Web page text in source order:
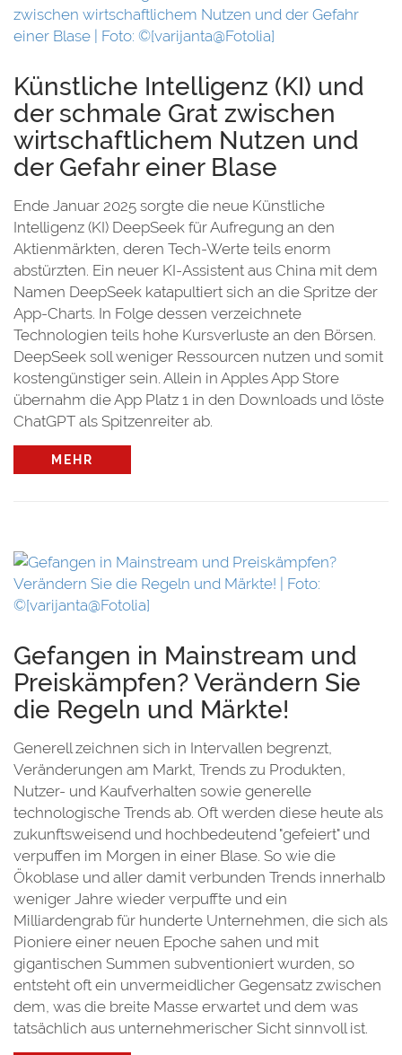
Künstliche Intelligenz (KI) und
der schmale Grat zwischen
wirtschaftlichem Nutzen und
der Gefahr einer Blase
Ende Januar 2025 sorgte die neue Künstliche
Intelligenz (KI) DeepSeek für Aufregung an den
Aktienmärkten, deren Tech-Werte teils enorm
abstürzten. Ein neuer KI-Assistent aus China mit dem
Namen DeepSeek katapultiert sich an die Spritze der
App-Charts. In Folge dessen verzeichnete
Technologien teils hohe Kursverluste an den Börsen.
DeepSeek soll weniger Ressourcen nutzen und somit
kostengünstiger sein. Allein in Apples App Store
übernahm die App Platz 1 in den Downloads und löste
ChatGPT als Spitzenreiter ab.
MEHR
Gefangen in Mainstream und
Preiskämpfen? Verändern Sie
die Regeln und Märkte!
Generell zeichnen sich in Intervallen begrenzt,
Veränderungen am Markt, Trends zu Produkten,
Nutzer- und Kaufverhalten sowie generelle
technologische Trends ab. Oft werden diese heute als
zukunftsweisend und hochbedeutend "gefeiert" und
verpuffen im Morgen in einer Blase. So wie die
Ökoblase und aller damit verbunden Trends innerhalb
weniger Jahre wieder verpuffte und ein
Milliardengrab für hunderte Unternehmen, die sich als
Pioniere einer neuen Epoche sahen und mit
gigantischen Summen subventioniert wurden, so
entsteht oft ein unvermeidlicher Gegensatz zwischen
dem, was die breite Masse erwartet und dem was
tatsächlich aus unternehmerischer Sicht sinnvoll ist.